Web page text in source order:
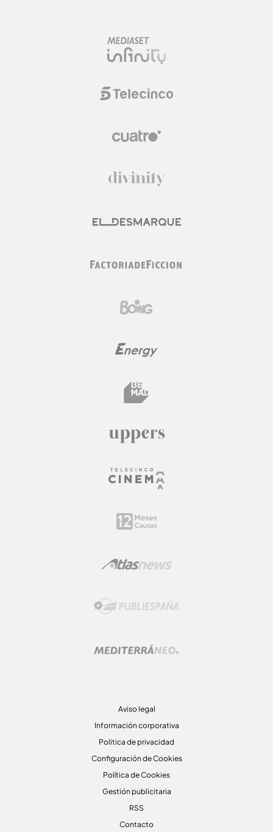
Aviso legal
Información corporativa
Politica de privacidad
Configuración de Cookies
Política de Cookies
Gestión publicitaria
RSS
Contacto